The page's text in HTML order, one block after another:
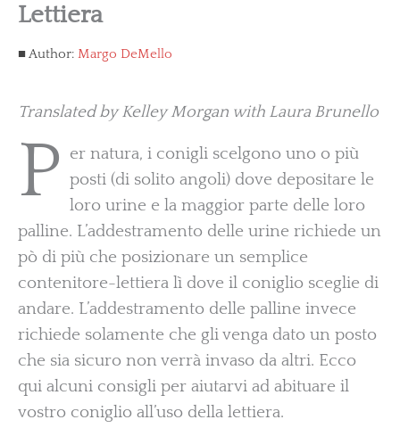
Lettiera
Author: Margo DeMello
Translated by Kelley Morgan with Laura Brunello
P
er natura, i conigli scelgono uno o più
posti (di solito angoli) dove depositare le
loro urine e la maggior parte delle loro
palline. L’addestramento delle urine richiede un
pò di più che posizionare un semplice
contenitore-lettiera lì dove il coniglio sceglie di
andare. L’addestramento delle palline invece
richiede solamente che gli venga dato un posto
che sia sicuro non verrà invaso da altri. Ecco
qui alcuni consigli per aiutarvi ad abituare il
vostro coniglio all’uso della lettiera.